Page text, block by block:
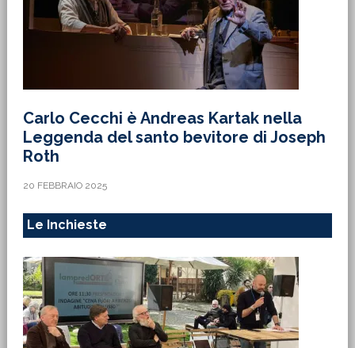
Carlo Cecchi è Andreas Kartak nella
Leggenda del santo bevitore di Joseph
Roth
20 FEBBRAIO 2025
Le Inchieste